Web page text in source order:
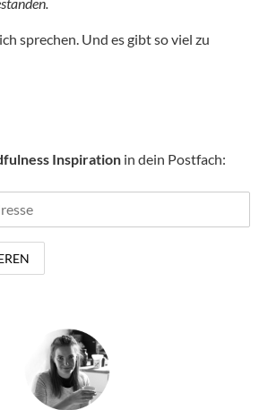
sprechen. Und es gibt so viel zu
Inspiration in dein Postfach: